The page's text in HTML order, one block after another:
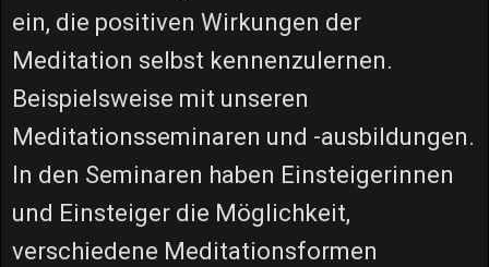
ein, die positiven Wirkungen der
Meditation selbst kennenzulernen.
Beispielsweise mit unseren
Meditationsseminaren und -ausbildungen.
In den Seminaren haben Einsteigerinnen
und Einsteiger die Möglichkeit,
verschiedene Meditationsformen